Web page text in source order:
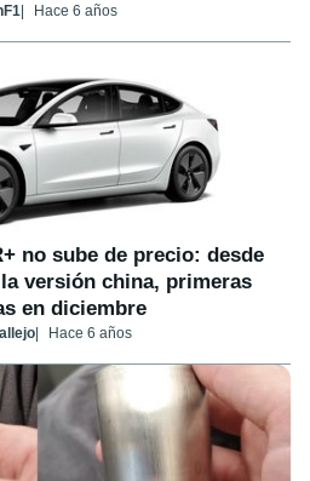
Hace 6 años
no sube de precio: desde
versión china, primeras
en diciembre
Hace 6 años